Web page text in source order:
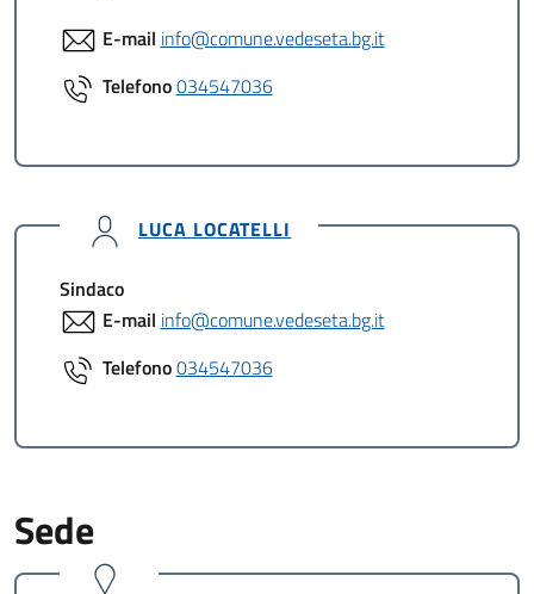
E-mail info@comune.vedeseta.bg.it
Telefono034547036
LUCA LOCATELLI
Sindaco
E-mail info@comune.vedeseta.bg.it
Telefono034547036
Sede